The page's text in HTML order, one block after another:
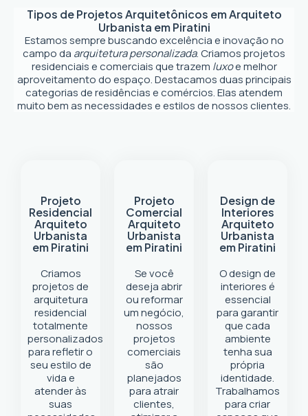
Tipos de Projetos Arquitetônicos emArquiteto
Urbanista em Piratini
Estamos sempre buscando excelência e inovação no
campo da arquitetura personalizada. Criamos projetos
residenciais e comerciais que trazem luxoe melhor
aproveitamento do espaço. Destacamos duas principais
categorias de residências e comércios. Elas atendem
muito bem as necessidades e estilos de nossos clientes.
Projeto
Residencial
Arquiteto
Urbanista
em Piratini
Criamos
projetos de
arquitetura
residencial
totalmente
personalizados
para refletir o
seu estilo de
vida e
atender às
suas
Projeto
Comercial
Arquiteto
Urbanista
em Piratini
Se você
deseja abrir
ou reformar
um negócio,
nossos
projetos
comerciais
são
planejados
para atrair
clientes,
Design de
Interiores
Arquiteto
Urbanista
em Piratini
O design de
interiores é
essencial
para garantir
que cada
ambiente
tenha sua
própria
identidade.
Trabalhamos
para criar